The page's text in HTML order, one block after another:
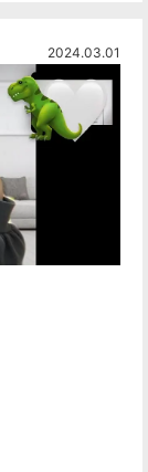
2024.03.01